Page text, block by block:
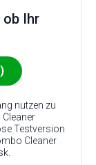
ob Ihr
nutzen zu
Testversion
Cleaner